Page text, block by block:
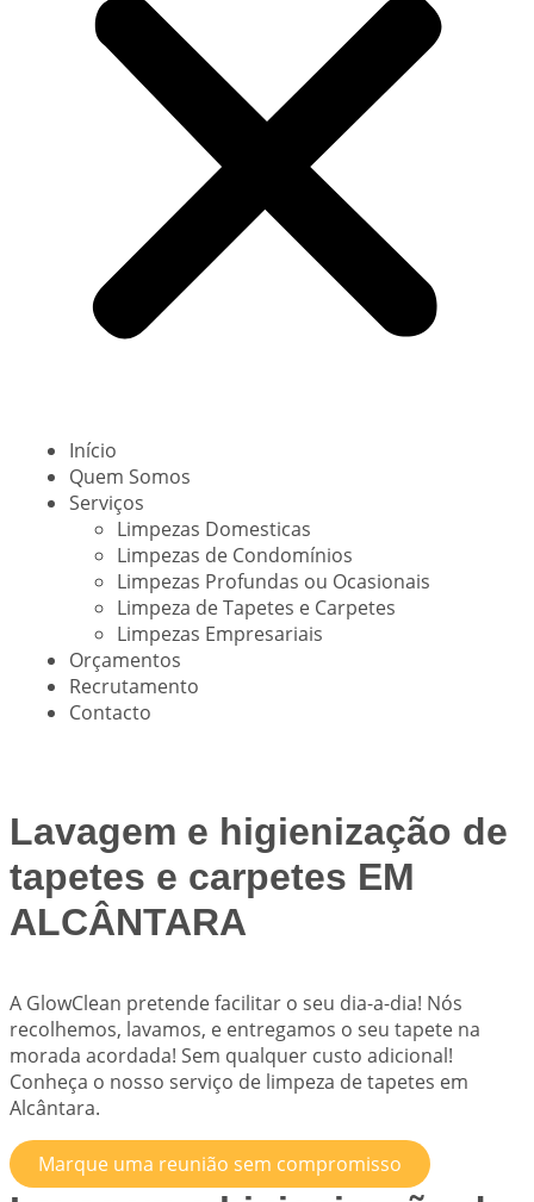
Início
Quem Somos
Serviços
Limpezas Domesticas
Limpezas de Condomínios
Limpezas Profundas ou Ocasionais
Limpeza de Tapetes e Carpetes
Limpezas Empresariais
Orçamentos
Recrutamento
Contacto
Lavagem e higienização de
tapetes e carpetes EM
ALCÂNTARA
A GlowClean pretende facilitar o seu dia-a-dia! Nós
recolhemos, lavamos, e entregamos o seu tapete na
morada acordada! Sem qualquer custo adicional!
Conheça o nosso serviço de limpeza de tapetes em
Alcântara.
Marque uma reunião sem compromisso